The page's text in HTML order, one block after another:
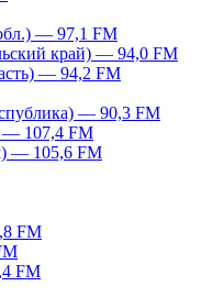
— 97,1 FM
край) — 94,0 FM
— 94,2 FM
— 90,3 FM
— 107,4 FM
— 105,6 FM
FM
FM